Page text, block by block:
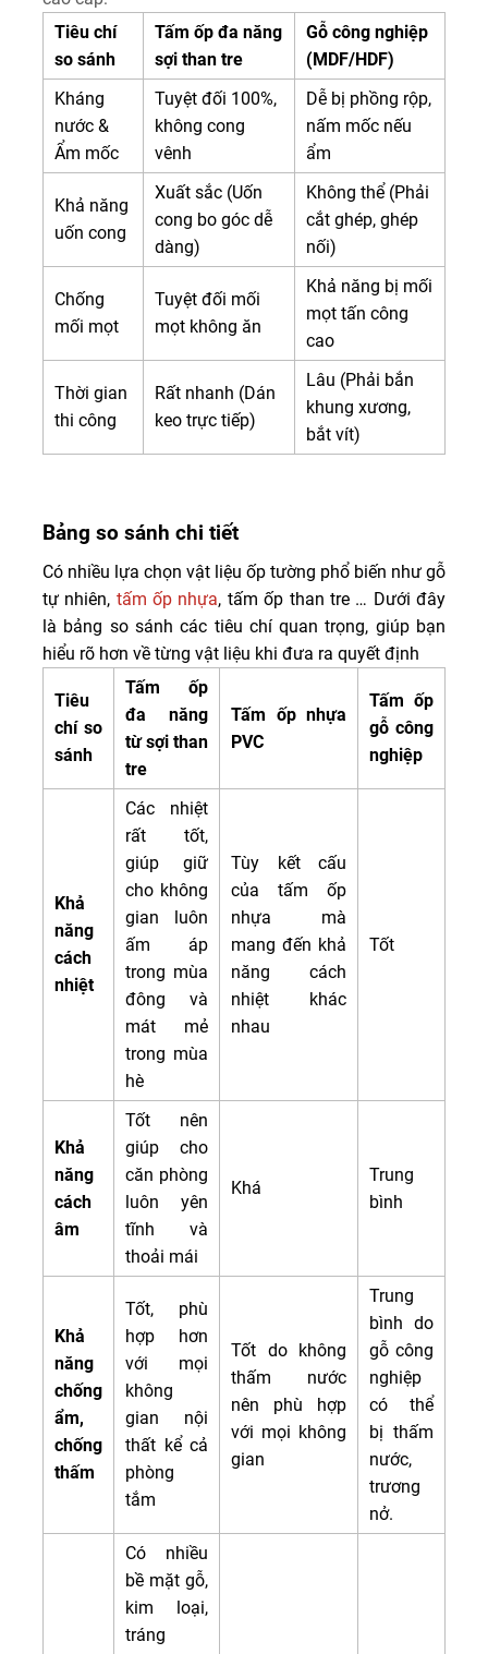
Tiêu chí
so sánh
Tấm ốp đa năng
sợi than tre
Gỗ công nghiệp
(MDF/HDF)
Kháng
nước &
Ẩm mốc
Tuyệt đối 100%,
không cong
vênh
Dễ bị phồng rộp,
nấm mốc nếu
ẩm
Khả năng
uốn cong
Xuất sắc (Uốn
cong bo góc dễ
dàng)
Không thể (Phải
cắt ghép, ghép
nối)
Chống
mối mọt
Tuyệt đối mối
mọt không ăn
Khả năng bị mối
mọt tấn công
cao
Thời gian
thi công
Rất nhanh (Dán
keo trực tiếp)
Lâu (Phải bắn
khung xương,
bắt vít)
Bảng so sánh chi tiết
Có nhiều lựa chọn vật liệu ốp tường phổ biến như gỗ
tự nhiên, tấm ốp nhựa, tấm ốp than tre … Dưới đây
là bảng so sánh các tiêu chí quan trọng, giúp bạn
hiểu rõ hơn về từng vật liệu khi đưa ra quyết định
Tiêu
chí so
sánh
Tấm ốp
đa năng
từ sợi than
tre
Tấm ốp nhựa
PVC
Tấm ốp
gỗ công
nghiệp
Khả
năng
cách
nhiệt
Các nhiệt
rất tốt,
giúp giữ
cho không
gian luôn
ấm áp
trong mùa
đông và
mát mẻ
trong mùa
hè
Tùy kết cấu
của tấm ốp
nhựa mà
mang đến khả
năng cách
nhiệt khác
nhau
Tốt
Khả
năng
cách
âm
Tốt nên
giúp cho
căn phòng
luôn yên
tĩnh và
thoải mái
Khá
Trung
bình
Khả
năng
chống
ẩm,
chống
thấm
Tốt, phù
hợp hơn
với mọi
không
gian nội
thất kể cả
phòng
tắm
Tốt do không
thấm nước
nên phù hợp
với mọi không
gian
Trung
bình do
gỗ công
nghiệp
có thể
bị thấm
nước,
trương
nở.
Có nhiều
bề mặt gỗ,
kim loại,
tráng